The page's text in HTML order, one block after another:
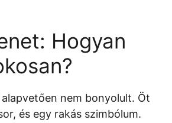
Hogyan
alapvetően nem bonyolult. Öt
és egy rakás szimbólum.